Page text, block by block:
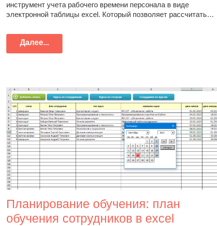
инструмент учета рабочего времени персонала в виде
электронной таблицы excel. Который позволяет рассчитать…
Далее...
Планирование обучения: план
обучения сотрудников в excel